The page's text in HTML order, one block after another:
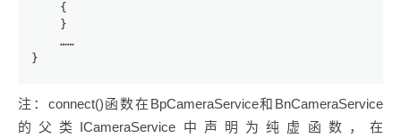
    {
    }
    ……
}
注：connect()函数在BpCameraService和BnCameraService
的父类ICameraService中声明为纯虚函数，在